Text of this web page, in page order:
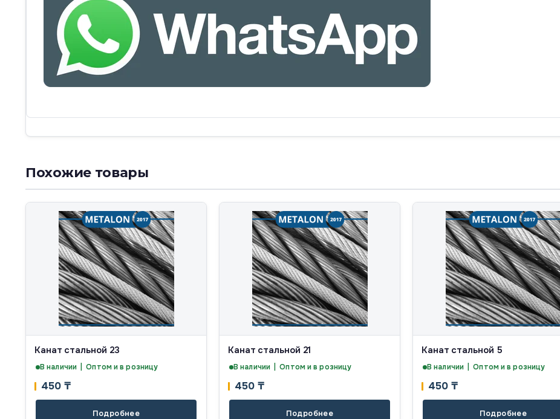
Похожие товары
Канат стальной 23
В наличии | Оптом и в розницу
450 ₸
Подробнее
Канат стальной 21
В наличии | Оптом и в розницу
450 ₸
Подробнее
Канат стальной 5
В наличии | Оптом и в розницу
450 ₸
Подробнее